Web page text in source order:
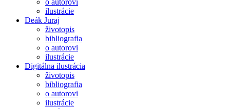
o autorovi
ilustrácie
Deák Juraj
životopis
bibliografia
o autorovi
ilustrácie
Digitálna ilustrácia
životopis
bibliografia
o autorovi
ilustrácie